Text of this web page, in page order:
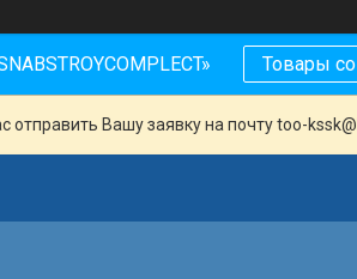
Товары
Вашу заявку на почту too-